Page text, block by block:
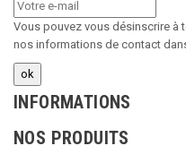
Vous pouvez vous désinscrire à
nos informations de contact
INFORMATIONS
NOS PRODUITS